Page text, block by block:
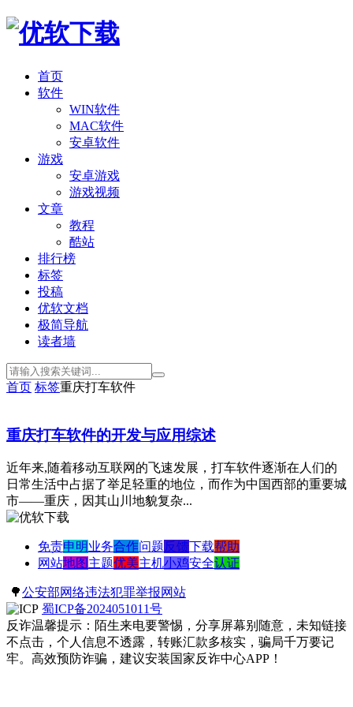
首页
软件
WIN软件
MAC软件
安卓软件
游戏
安卓游戏
游戏视频
文章
教程
酷站
排行榜
标签
投稿
优软文档
极简导航
读者墙
首页 标签重庆打车软件
重庆打车软件的开发与应用综述
近年来,随着移动互联网的飞速发展，打车软件逐渐在人们的
日常生活中占据了举足轻重的地位，而作为中国西部的重要城
市——重庆，因其山川地貌复杂...
免责申明业务合作问题反馈下载帮助
网站地图 主题优美主机小鸡安全认证
🌳公安部网络违法犯罪举报网站
蜀ICP备2024051011号
反诈温馨提示：陌生来电要警惕，分享屏幕别随意，未知链接
不点击，个人信息不透露，转账汇款多核实，骗局千万要记
牢。高效预防诈骗，建议安装国家反诈中心APP！